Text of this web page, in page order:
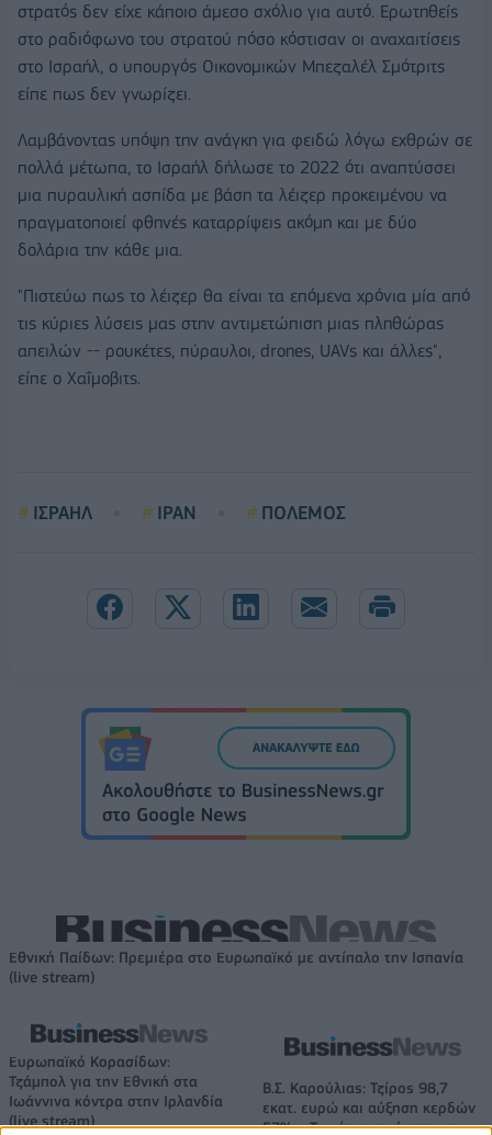
στρατός δεν είχε κάποιο άμεσο σχόλιο για αυτό. Ερωτηθείς
στο ραδιόφωνο του στρατού πόσο κόστισαν οι αναχαιτίσεις
στο Ισραήλ, ο υπουργός Οικονομικών Μπεζαλέλ Σμότριτς
είπε πως δεν γνωρίζει.
Λαμβάνοντας υπόψη την ανάγκη για φειδώ λόγω εχθρών σε
πολλά μέτωπα, το Ισραήλ δήλωσε το 2022 ότι αναπτύσσει
μια πυραυλική ασπίδα με βάση τα λέιζερ προκειμένου να
πραγματοποιεί φθηνές καταρρίψεις ακόμη και με δύο
δολάρια την κάθε μια.
"Πιστεύω πως το λέιζερ θα είναι τα επόμενα χρόνια μία από
τις κύριες λύσεις μας στην αντιμετώπιση μιας πληθώρας
απειλών -- ρουκέτες, πύραυλοι, drones, UAVs και άλλες",
είπε ο Χαΐμοβιτς.
ΙΣΡΑΗΛ ΙΡΑΝ ΠΟΛΕΜΟΣ
Εθνική Παίδων: Πρεμιέρα στο Ευρωπαϊκό με αντίπαλο την Ισπανία
(live stream)
Ευρωπαϊκό Κορασίδων:
Τζάμπολ για την Εθνική στα
Ιωάννινα κόντρα στην Ιρλανδία
(live stream)
Β.Σ. Καρούλιας: Τζίρος 98,7
εκατ. ευρώ και αύξηση κερδών
57% - Τα νέα στοιχήματα σε